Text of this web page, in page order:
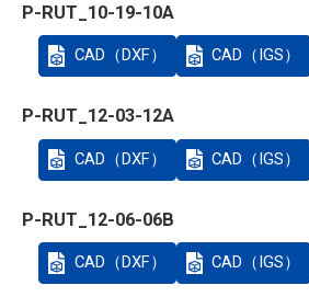
P-RUT_10-19-10A
CAD（DXF） CAD（IGS）
P-RUT_12-03-12A
CAD（DXF） CAD（IGS）
P-RUT_12-06-06B
CAD（DXF） CAD（IGS）